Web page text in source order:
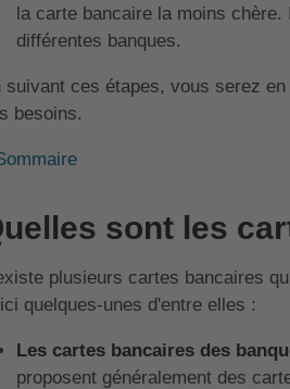
la carte bancaire la moins
différentes banques.
suivant ces étapes, vous serez
besoins.
sont les
existe plusieurs cartes bancaires
quelques-unes d'entre elles :
Les cartes bancaires des
proposent généralement des